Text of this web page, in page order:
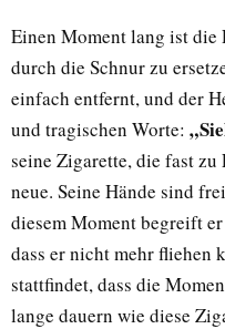
Einen Moment lang ist die
durch die Schnur zu
einfach entfernt, und der
und tragischen Worte:
seine Zigarette, die fast zu
neue. Seine Hände sind
diesem Moment begreift
dass er nicht mehr fliehen
stattfindet, dass die
lange dauern wie diese